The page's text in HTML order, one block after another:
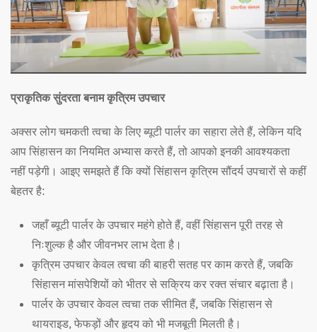
प्राकृतिक सुंदरता बनाम कृत्रिम उपचार
अक्सर लोग चमकती त्वचा के लिए ब्यूटी पार्लर का सहारा लेते हैं, लेकिन यदि
आप सिंहासन का नियमित अभ्यास करते हैं, तो आपको इनकी आवश्यकता
नहीं पड़ेगी। आइए समझते हैं कि क्यों सिंहासन कृत्रिम सौंदर्य उपचारों से कहीं
बेहतर है:
जहाँ ब्यूटी पार्लर के उपचार महंगे होते हैं, वहीं सिंहासन पूरी तरह से
निःशुल्क है और जीवनभर लाभ देता है।
कृत्रिम उपचार केवल त्वचा की बाहरी सतह पर काम करते हैं, जबकि
सिंहासन मांसपेशियों को भीतर से सक्रिय कर रक्त संचार बढ़ाता है।
पार्लर के उपचार केवल त्वचा तक सीमित हैं, जबकि सिंहासन से
थायराइड, फेफड़ों और हृदय को भी मजबूती मिलती है।